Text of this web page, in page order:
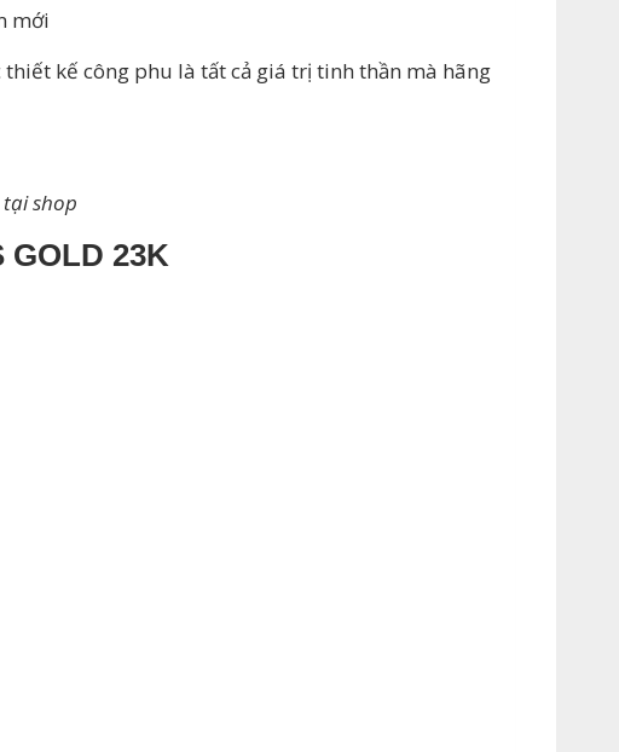
mới
kế công phu là tất cả giá trị tinh thần mà hãng
shop
GOLD 23K